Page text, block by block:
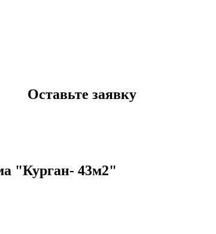
Оставьте заявку
"Курган- 43м2"